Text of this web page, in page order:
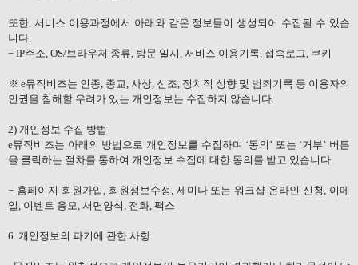
또한, 서비스 이용과정에서 아래와 같은 정보들이 생성되어 수집될 수 있습
니다.
− IP주소, OS/브라우저 종류, 방문 일시, 서비스 이용기록, 접속로그, 쿠키
※ e뮤직비즈는 인종, 종교, 사상, 신조, 정치적 성향 및 범죄기록 등 이용자의
인권을 침해할 우려가 있는 개인정보는 수집하지 않습니다.
2) 개인정보 수집 방법
e뮤직비즈는 아래의 방법으로 개인정보를 수집하며 ‘동의’ 또는 ‘거부’ 버튼
을 클릭하는 절차를 통하여 개인정보 수집에 대한 동의를 받고 있습니다.
− 홈페이지 회원가입, 회원정보수정, 세미나 또는 워크샵 온라인 신청, 이메
일, 이벤트 응모, 서면양식, 전화, 팩스
6. 개인정보의 파기에 관한 사항